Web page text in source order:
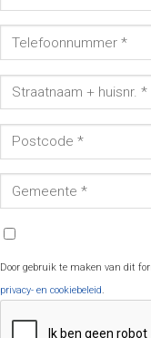
Door gebruik te maken van dit
privacy- en cookiebeleid.